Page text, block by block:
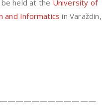
be held at the University of
and Informatics in Varaždin,